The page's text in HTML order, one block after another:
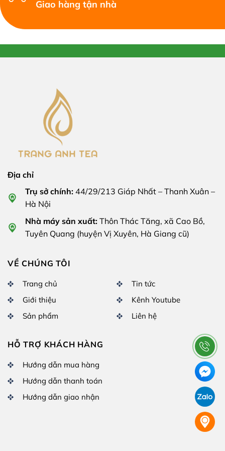
Giao hàng tận nhà
Địa chỉ
Trụ sở chính: 44/29/213 Giáp Nhất – Thanh Xuân –
Hà Nội
Nhà máy sản xuất: Thôn Thác Tăng, xã Cao Bồ,
Tuyên Quang (huyện Vị Xuyên, Hà Giang cũ)
VỀ CHÚNG TÔI
Trang chủ
Giới thiệu
Sản phẩm
Tin tức
Kênh Youtube
Liên hệ
HỖ TRỢ KHÁCH HÀNG
Hướng dẫn mua hàng
Hướng dẫn thanh toán
Hướng dẫn giao nhận